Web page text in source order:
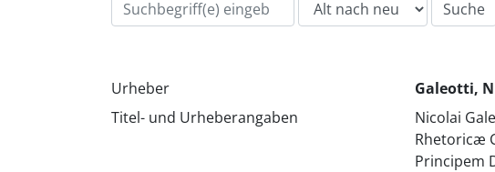
Urheber Galeotti,
Titel- und Urheberangaben
Nicolai
Rhetoricæ
Principem